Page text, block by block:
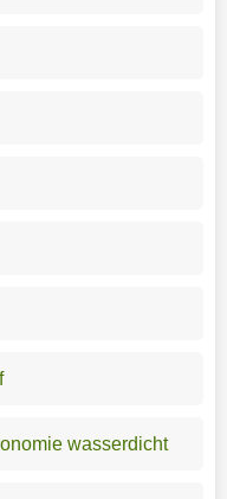
wasserdicht